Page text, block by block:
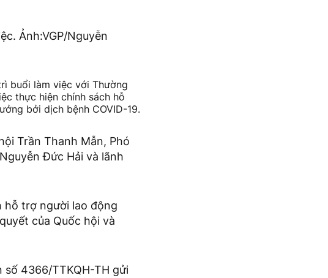
Ảnh:VGP/Nguyễn
buổi làm việc với Thường
thực hiện chính sách hỗ
bởi dịch bệnh COVID-19.
Trần Thanh Mẫn, Phó
Đức Hải và lãnh
hỗ trợ người lao động
của Quốc hội và
số 4366/TTKQH-TH gửi